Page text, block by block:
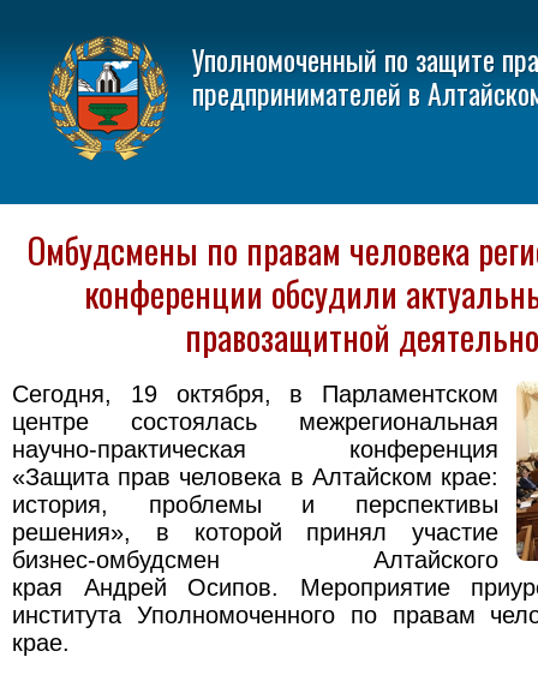
Уполномоченный по защите
предпринимателей в
Омбудсмены по правам человека
конференции обсудили
правозащитной
Сегодня, 19 октября, в Парламентском
центре состоялась межрегиональная
научно-практическая конференция
«Защита прав человека в Алтайском крае:
история, проблемы и перспективы
решения», в которой принял участие
бизнес-омбудсмен Алтайского
края Андрей Осипов. Мероприятие
института Уполномоченного по правам
крае.